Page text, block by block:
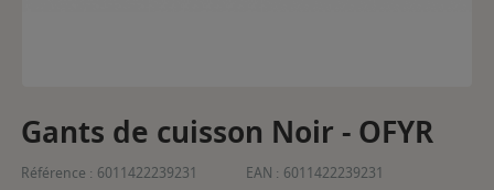
Gants de cuisson Noir - OFYR
Référence : 6011422239231 EAN : 6011422239231